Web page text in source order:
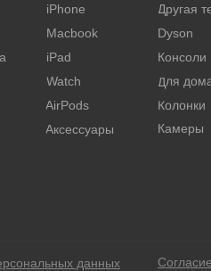
данных
Камеры
Колонки
Для
Другая
Dyson
Консоли
iPhone
Macbook
Watch
iPad
AirPods
Аксессуары